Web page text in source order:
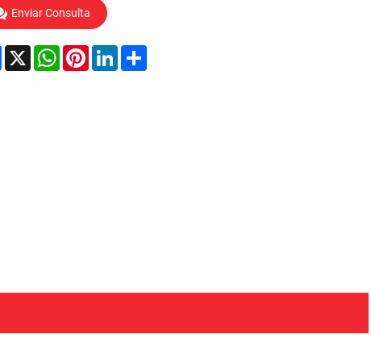
Enviar Consulta
Facebook
X WhatsApp
PinterestLinkedInShare